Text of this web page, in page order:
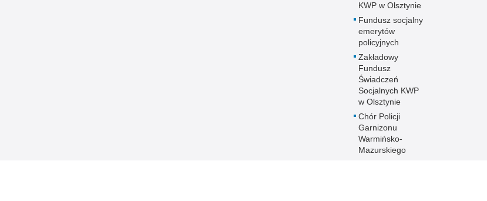
KWP w Olsztynie
Fundusz socjalny
emerytów
policyjnych
Zakładowy
Fundusz
Świadczeń
Socjalnych KWP
w Olsztynie
Chór Policji
Garnizonu
Warmińsko-
Mazurskiego